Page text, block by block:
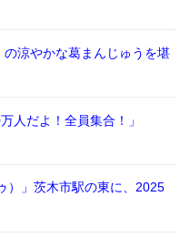
涼やかな葛まんじゅうを堪
人だよ！全員集合！」
）」茨木市駅の東に、2025